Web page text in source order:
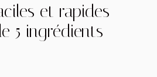
et rapides
5 ingrédients